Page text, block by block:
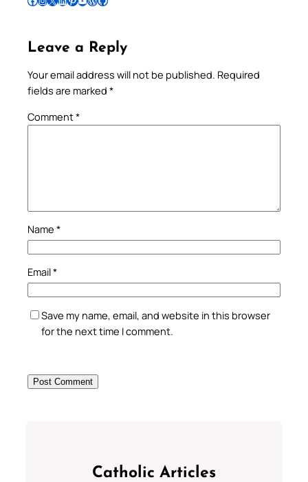
Leave a Reply
Your email address will not be published. Required
fields are marked *
Comment*
Name *
Email*
Save my name, email, and website in this browser
for the next time I comment.
Catholic Articles